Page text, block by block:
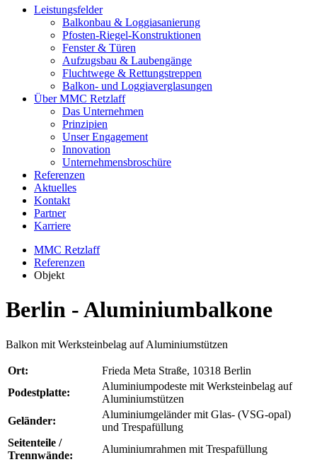
Leistungsfelder
Balkonbau & Loggiasanierung
Pfosten-Riegel-Konstruktionen
Fenster & Türen
Aufzugsbau & Laubengänge
Fluchtwege & Rettungstreppen
Balkon- und Loggiaverglasungen
Über MMC Retzlaff
Das Unternehmen
Prinzipien
Unser Engagement
Innovation
Unternehmensbroschüre
Referenzen
Aktuelles
Kontakt
Partner
Karriere
MMC Retzlaff
Referenzen
Objekt
Berlin - Aluminiumbalkone
Balkon mit Werksteinbelag auf Aluminiumstützen
Ort:
Frieda Meta Straße, 10318 Berlin
Podestplatte:
Aluminiumpodeste mit Werksteinbelag auf
Aluminiumstützen
Geländer:
Aluminiumgeländer mit Glas- (VSG-opal)
und Trespafüllung
Seitenteile /
Trennwände:
Aluminiumrahmen mit Trespafüllung